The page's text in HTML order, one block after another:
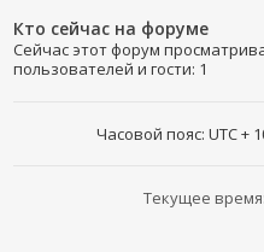
Кто сейчас на форуме
Сейчас этот форум
пользователей и гости: 1
Часовой пояс: UTC +
Текущее время: